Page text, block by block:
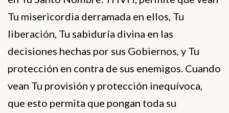
Tu misericordia derramada en ellos, Tu
liberación, Tu sabiduría divina en las
decisiones hechas por sus Gobiernos, y Tu
protección en contra de sus enemigos. Cuando
vean Tu provisión y protección inequívoca,
que esto permita que pongan toda su